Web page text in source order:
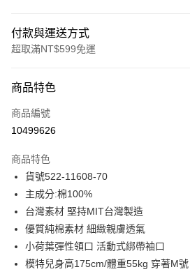
付款與運送方式
超取滿NT$599免運
信用卡一次付款
信用卡分期付款
合作金庫商業銀行
華南商業銀行
上海商業儲蓄銀行
國泰世華商業銀行
臺灣中小企業銀行
匯豐（台灣）商業銀行
聯邦商業銀行
元大商業銀行
永豐
超商取貨付款
LINE Pay
Apple Pay
街口支付
商品特色
商品編號
10499626
商品特色
貨號522-11608-70
主成分:棉100%
台灣素材 堅持MIT台灣製造
優質純棉素材 細緻親膚透氣
小荷葉彈性領口 活動式綁帶袖口
模特兒身高175cm/體重55kg 穿著M號